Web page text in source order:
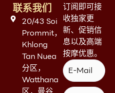
联系我们
20/43 Soi
Prommit，
Khlong
Tan Nuea
分区，
Watthana
订阅即可接
收独家更
新、促销信
息以及高端
按摩优惠。